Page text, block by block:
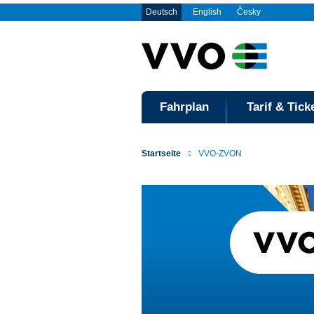
Deutsch English Česky
Fahrplan Tarif &
Startseite VVO-ZVON